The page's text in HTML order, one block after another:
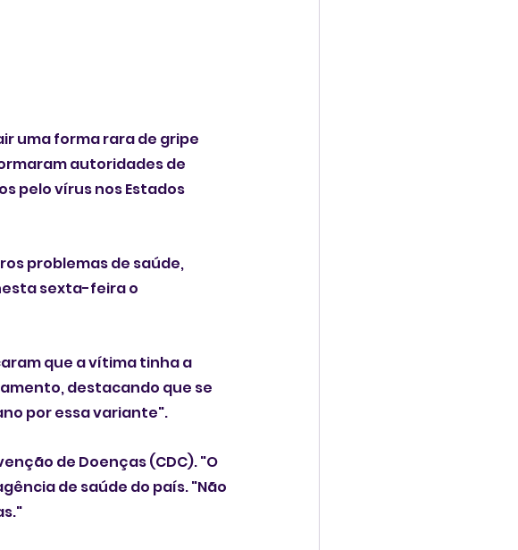
uma forma rara de gripe
autoridades de
pelo vírus nos Estados
problemas de saúde,
sexta-feira o
que a vítima tinha a
destacando que se
por essa variante".
de Doenças (CDC). "O
de saúde do país. "Não